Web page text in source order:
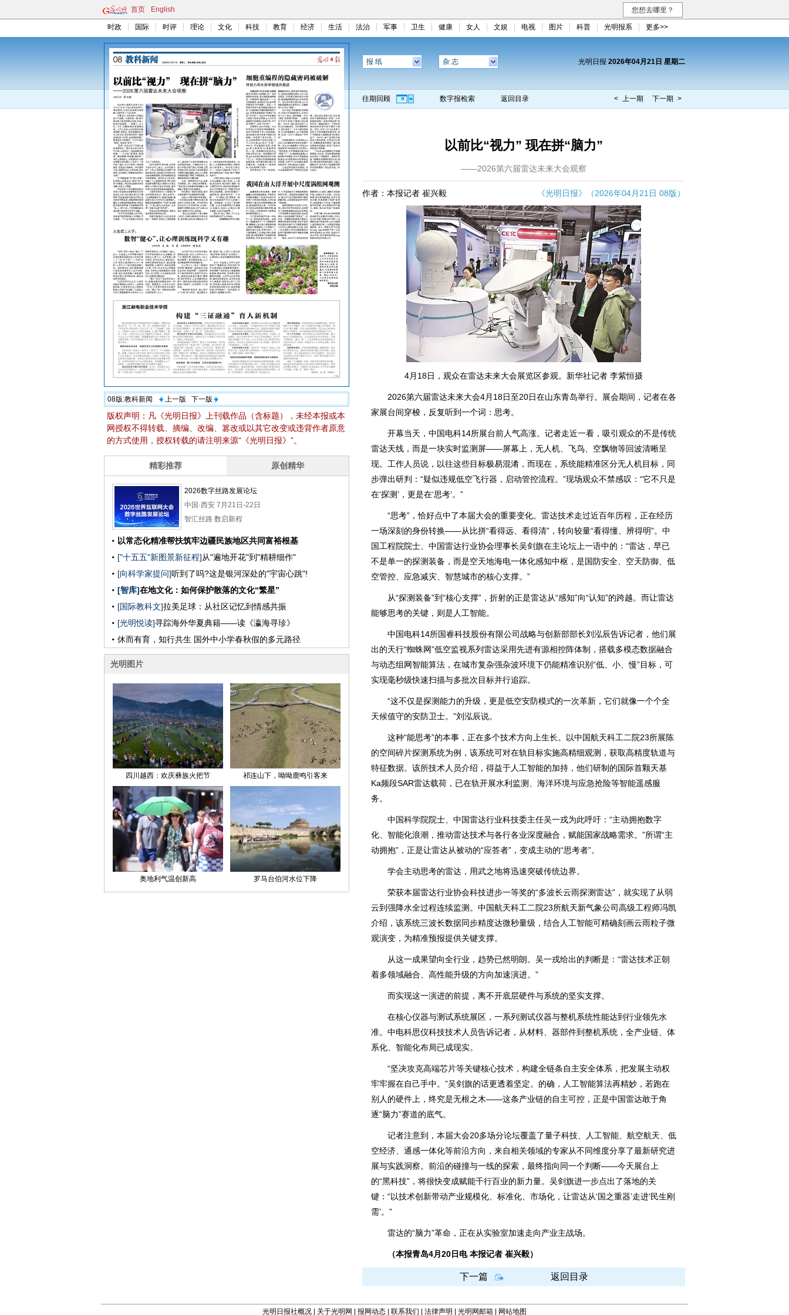
首页 English 您想去哪里？
时政 国际 时评 理论 文化 科技 教育 经济 生活 法治 军事 卫生 健康 女人 文娱 电视 图片 科普 光明报系 更多>>
08版:教科新闻 上一版 下一版
版权声明：凡《光明日报》上刊载作品（含标题），未经本报或本
网授权不得转载、摘编、改编、篡改或以其它改变或违背作者原意
的方式使用，授权转载的请注明来源“《光明日报》”。
报 纸 杂 志 光明日报 2026年04月21日 星期二
往期回顾 数字报检索 返回目录 < 上一期 下一期 >
以前比“视力” 现在拼“脑力”
——2026第六届雷达未来大会观察
作者：本报记者 崔兴毅 《光明日报》（2026年04月21日 08版）
4月18日，观众在雷达未来大会展览区参观。新华社记者 李紫恒摄
2026第六届雷达未来大会4月18日至20日在山东青岛举行。展会期间，记者在各
家展台间穿梭，反复听到一个词：思考。
开幕当天，中国电科14所展台前人气高涨。记者走近一看，吸引观众的不是传统
雷达天线，而是一块实时监测屏——屏幕上，无人机、飞鸟、空飘物等回波清晰呈
现。工作人员说，以往这些目标极易混淆，而现在，系统能精准区分无人机目标，同
步弹出研判：“疑似违规低空飞行器，启动管控流程。”现场观众不禁感叹：“它不只是
在‘探测’，更是在‘思考’。”
“思考”，恰好点中了本届大会的重要变化。雷达技术走过近百年历程，正在经历
一场深刻的身份转换——从比拼“看得远、看得清”，转向较量“看得懂、辨得明”。中
国工程院院士、中国雷达行业协会理事长吴剑旗在主论坛上一语中的：“雷达，早已
不是单一的探测装备，而是空天地海电一体化感知中枢，是国防安全、空天防御、低
空管控、应急减灾、智慧城市的核心支撑。”
从“探测装备”到“核心支撑”，折射的正是雷达从“感知”向“认知”的跨越。而让雷达
能够思考的关键，则是人工智能。
中国电科14所国睿科技股份有限公司战略与创新部部长刘泓辰告诉记者，他们展
出的天行“蜘蛛网”低空监视系列雷达采用先进有源相控阵体制，搭载多模态数据融合
与动态组网智能算法，在城市复杂强杂波环境下仍能精准识别“低、小、慢”目标，可
实现毫秒级快速扫描与多批次目标并行追踪。
“这不仅是探测能力的升级，更是低空安防模式的一次革新，它们就像一个个全
天候值守的安防卫士。”刘泓辰说。
这种“能思考”的本事，正在多个技术方向上生长。以中国航天科工二院23所展陈
的空间碎片探测系统为例，该系统可对在轨目标实施高精细观测，获取高精度轨道与
特征数据。该所技术人员介绍，得益于人工智能的加持，他们研制的国际首颗天基
Ka频段SAR雷达载荷，已在轨开展水利监测、海洋环境与应急抢险等智能遥感服
务。
中国科学院院士、中国雷达行业科技委主任吴一戎为此呼吁：“主动拥抱数字
化、智能化浪潮，推动雷达技术与各行各业深度融合，赋能国家战略需求。”所谓“主
动拥抱”，正是让雷达从被动的“应答者”，变成主动的“思考者”。
学会主动思考的雷达，用武之地将迅速突破传统边界。
荣获本届雷达行业协会科技进步一等奖的“多波长云雨探测雷达”，就实现了从弱
云到强降水全过程连续监测。中国航天科工二院23所航天新气象公司高级工程师冯凯
介绍，该系统三波长数据同步精度达微秒量级，结合人工智能可精确刻画云雨粒子微
观演变，为精准预报提供关键支撑。
从这一成果望向全行业，趋势已然明朗。吴一戎给出的判断是：“雷达技术正朝
着多领域融合、高性能升级的方向加速演进。”
而实现这一演进的前提，离不开底层硬件与系统的坚实支撑。
在核心仪器与测试系统展区，一系列测试仪器与整机系统性能达到行业领先水
准。中电科思仪科技技术人员告诉记者，从材料、器部件到整机系统，全产业链、体
系化、智能化布局已成现实。
“坚决攻克高端芯片等关键核心技术，构建全链条自主安全体系，把发展主动权
牢牢握在自己手中。”吴剑旗的话更透着坚定。的确，人工智能算法再精妙，若跑在
别人的硬件上，终究是无根之木——这条产业链的自主可控，正是中国雷达敢于角
逐“脑力”赛道的底气。
记者注意到，本届大会20多场分论坛覆盖了量子科技、人工智能、航空航天、低
空经济、通感一体化等前沿方向，来自相关领域的专家从不同维度分享了最新研究进
展与实践洞察。前沿的碰撞与一线的探索，最终指向同一个判断——今天展台上
的“黑科技”，将很快变成赋能千行百业的新力量。吴剑旗进一步点出了落地的关
键：“以技术创新带动产业规模化、标准化、市场化，让雷达从‘国之重器’走进‘民生刚
需’。”
雷达的“脑力”革命，正在从实验室加速走向产业主战场。
（本报青岛4月20日电 本报记者 崔兴毅）
下一篇 返回目录
光明日报社概况 | 关于光明网 | 报网动态 | 联系我们 | 法律声明 | 光明网邮箱 | 网站地图